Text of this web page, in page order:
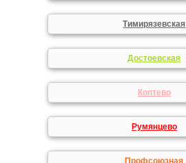
Тимирязевская
Достоевская
Коптево
Румянцево
Профсоюзная